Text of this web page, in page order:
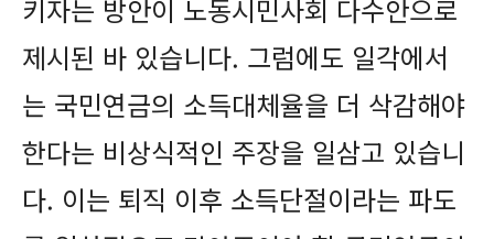
키자는 방안이 노동시민사회 다수안으로
제시된 바 있습니다. 그럼에도 일각에서
는 국민연금의 소득대체율을 더 삭감해야
한다는 비상식적인 주장을 일삼고 있습니
다. 이는 퇴직 이후 소득단절이라는 파도